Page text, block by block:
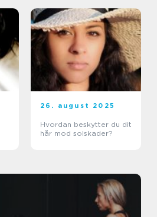
26. august 2025
Hvordan beskytter du dit
hår mod solskader?